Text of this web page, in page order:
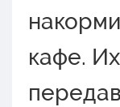
кафе.